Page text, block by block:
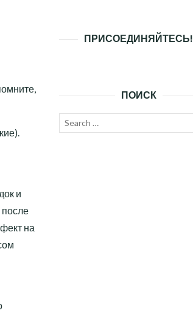
и
после
на
ПРИСОЕДИНЯЙТЕСЬ!
ПОИСК
Search